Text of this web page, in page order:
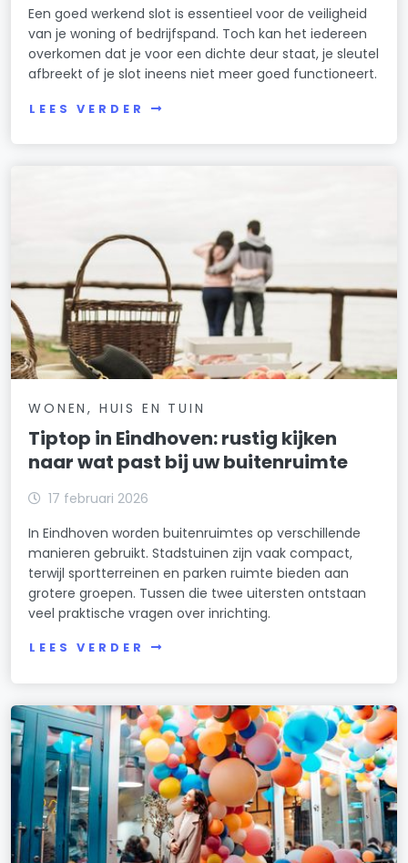
Een goed werkend slot is essentieel voor de veiligheid
van je woning of bedrijfspand. Toch kan het iedereen
overkomen dat je voor een dichte deur staat, je sleutel
afbreekt of je slot ineens niet meer goed functioneert.
LEES VERDER
WONEN, HUIS EN TUIN
Tiptop in Eindhoven: rustig kijken
naar wat past bij uw buitenruimte
17 februari 2026
In Eindhoven worden buitenruimtes op verschillende
manieren gebruikt. Stadstuinen zijn vaak compact,
terwijl sportterreinen en parken ruimte bieden aan
grotere groepen. Tussen die twee uitersten ontstaan
veel praktische vragen over inrichting.
LEES VERDER